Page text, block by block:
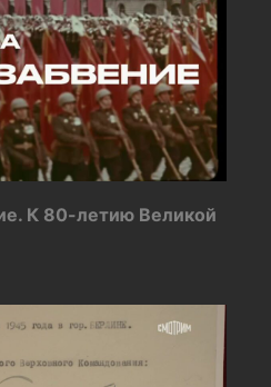
К 80-летию Великой